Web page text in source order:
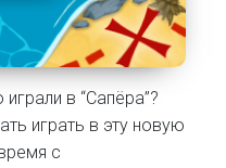
в “Сапёра”?
играть в эту новую
с